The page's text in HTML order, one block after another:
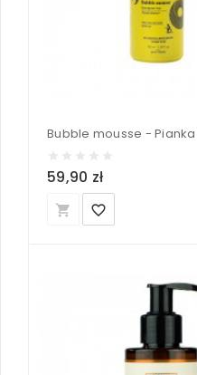
59,90 zł
local_grocery_store favorite_border